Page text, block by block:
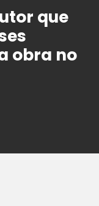
que
obra no